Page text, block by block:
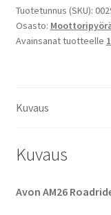
Tuotetunnus (SKU):
Osasto:
Avainsanat tuotteelle
Kuvaus
Kuvaus
Avon AM26